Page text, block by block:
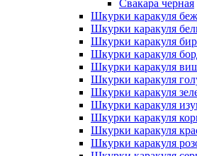
Свакара черная
Шкурки каракуля
Шкурки каракуля
Шкурки каракуля
Шкурки каракуля
Шкурки каракуля
Шкурки каракуля
Шкурки каракуля
Шкурки каракуля
Шкурки каракуля
Шкурки каракуля
Шкурки каракуля